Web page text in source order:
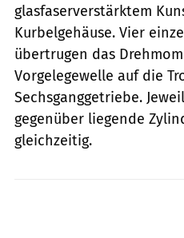
glasfaserverstärktem
Kurbelgehäuse. Vier
übertrugen das
Vorgelegewelle auf die
Sechsganggetriebe.
gegenüber liegende
gleichzeitig.